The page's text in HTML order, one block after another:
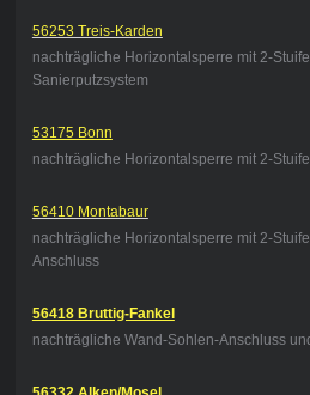
56253 Treis-Karden
nachträgliche Horizontalsperre mit 2-
Sanierputzsystem
53175 Bonn
nachträgliche Horizontalsperre mit 2-
56410 Montabaur
nachträgliche Horizontalsperre mit 2-
Anschluss
56418 Bruttig-Fankel
nachträgliche Wand-Sohlen-Anschluss